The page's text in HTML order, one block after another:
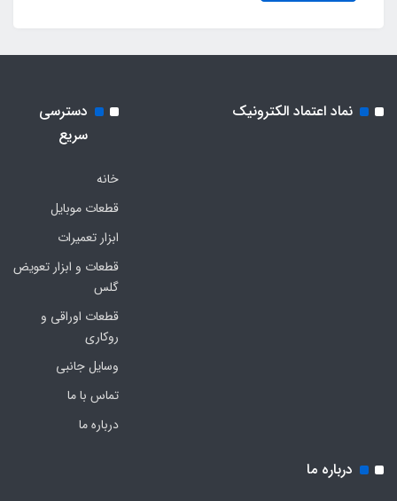
نماد اعتماد الکترونیک
دسترسی
سریع
خانه
قطعات موبایل
ابزار تعمیرات
قطعات و ابزار تعویض
گلس
قطعات اوراقی و
روکاری
وسایل جانبی
تماس با ما
درباره ما
درباره ما